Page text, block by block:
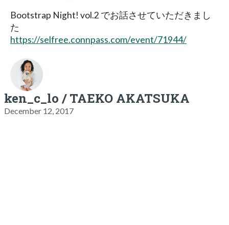
Bootstrap Night! vol.2 でお話させていただきまし
た
https://selfree.connpass.com/event/71944/
ken_c_lo / TAEKO AKATSUKA
December 12, 2017